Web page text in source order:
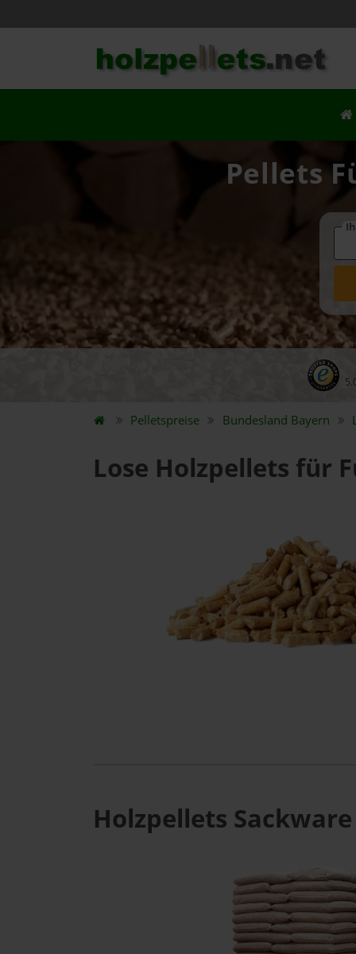
Pellets
Pelletspreise Bundesland Bayern
Lose Holzpellets für
Holzpellets